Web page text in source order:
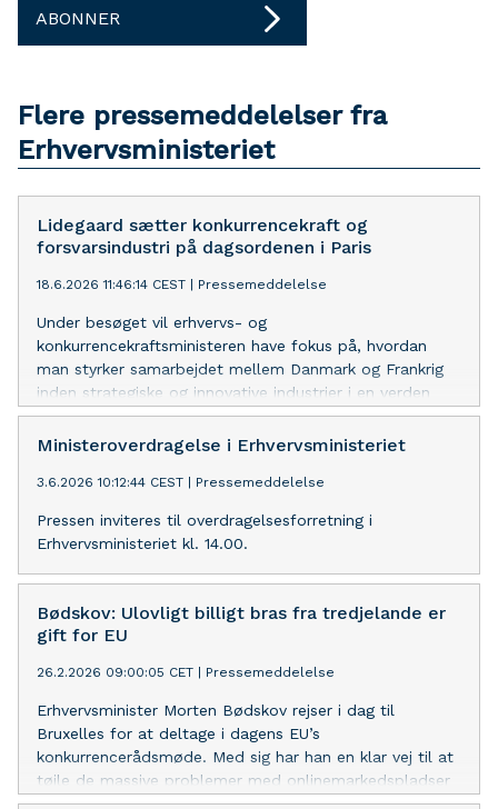
ABONNER
Flere pressemeddelelser fra
Erhvervsministeriet
Lidegaard sætter konkurrencekraft og
forsvarsindustri på dagsordenen i Paris
18.6.2026 11:46:14 CEST Pressemeddelelse
Under besøget vil erhvervs- og
konkurrencekraftsministeren have fokus på, hvordan
man styrker samarbejdet mellem Danmark og Frankrig
inden strategiske og innovative industrier i en verden
præget af uro.
Ministeroverdragelse i Erhvervsministeriet
3.6.2026 10:12:44 CEST Pressemeddelelse
Pressen inviteres til overdragelsesforretning i
Erhvervsministeriet kl. 14.00.
Bødskov: Ulovligt billigt bras fra tredjelande er
gift for EU
26.2.2026 09:00:05 CET Pressemeddelelse
Erhvervsminister Morten Bødskov rejser i dag til
Bruxelles for at deltage i dagens EU’s
konkurrencerådsmøde. Med sig har han en klar vej til at
tøjle de massive problemer med onlinemarkedspladser
fra tredjelande, som fx Temu.